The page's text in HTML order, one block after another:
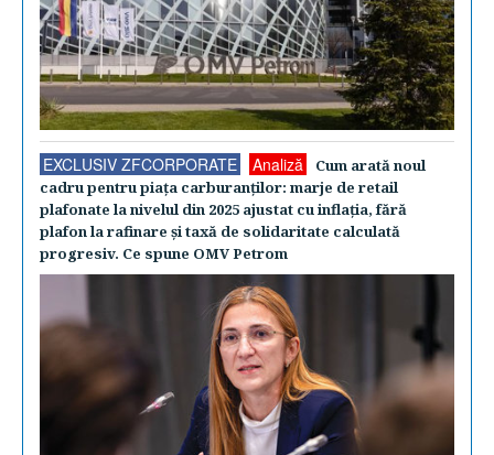
EXCLUSIV ZFCORPORATE Analiză
Cum arată noul
cadru pentru piaţa carburanţilor: marje de retail
plafonate la nivelul din 2025 ajustat cu inflaţia, fără
plafon la rafinare şi taxă de solidaritate calculată
progresiv. Ce spune OMV Petrom